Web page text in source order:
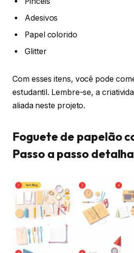
Adesivos
Papel colorido
Glitter
Com esses itens, você pode
estudantil. Lembre-se, a
aliada neste projeto.
Foguete de papelão
Passo a passo